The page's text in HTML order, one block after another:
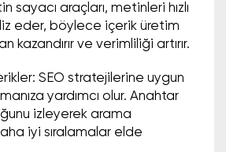
sayacı araçları, metinleri hızlı
eder, böylece içerik üretim
kazandırır ve verimliliği artırır.
SEO stratejilerine uygun
yardımcı olur. Anahtar
izleyerek arama
iyi sıralamalar elde